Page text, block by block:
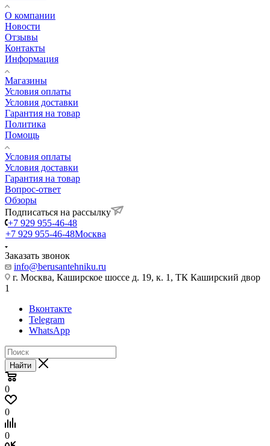
О компании
Новости
Отзывы
Контакты
Информация
Магазины
Условия оплаты
Условия доставки
Гарантия на товар
Политика
Помощь
Условия оплаты
Условия доставки
Гарантия на товар
Вопрос-ответ
Обзоры
Подписаться на рассылку
+7 929 955-46-48
+7 929 955-46-48Москва
Заказать звонок
info@berusantehniku.ru
г. Москва, Каширское шоссе д. 19, к. 1, ТК Каширский двор
1
Вконтакте
Telegram
WhatsApp
Найти
0
0
0